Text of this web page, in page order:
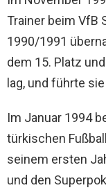
Trainer beim VfB
1990/1991
dem 15. Platz
lag, und führte
Im Januar 1994
türkischen
seinem ersten
und den